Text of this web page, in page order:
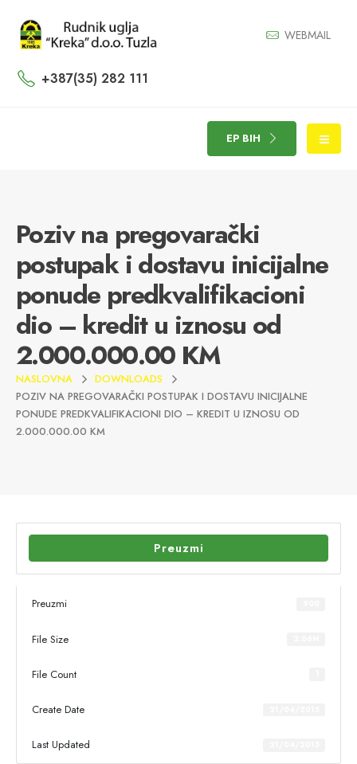
WEBMAIL
+387(35) 282 111
EP BIH
Poziv na pregovarački
postupak i dostavu inicijalne
ponude predkvalifikacioni
dio – kredit u iznosu od
2.000.000.00 KM
NASLOVNA
DOWNLOADS
POZIV NA PREGOVARAČKI POSTUPAK I DOSTAVU INICIJALNE
PONUDE PREDKVALIFIKACIONI DIO – KREDIT U IZNOSU OD
2.000.000.00 KM
Preuzmi
Preuzmi
File Size
File Count
Create Date
Last Updated